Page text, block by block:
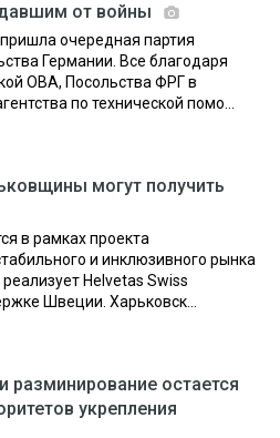
от войны
очередная партия
Германии. Все благодаря
ОВА, Посольства ФРГ в
по технической помо...
могут получить
в рамках проекта
и инклюзивного рынка
Helvetas Swiss
Швеции. Харьковск...
разминирование остается
укрепления